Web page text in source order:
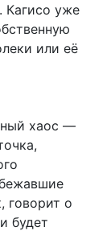
Кагисо уже
или её
хаос —
говорит о
будет